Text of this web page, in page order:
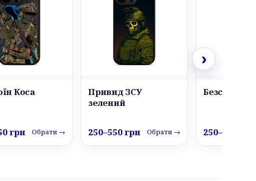
Коса
грн Обрати →
Привид ЗСУ
зелений
250–550 грн Обрати → 250–550 грн
›